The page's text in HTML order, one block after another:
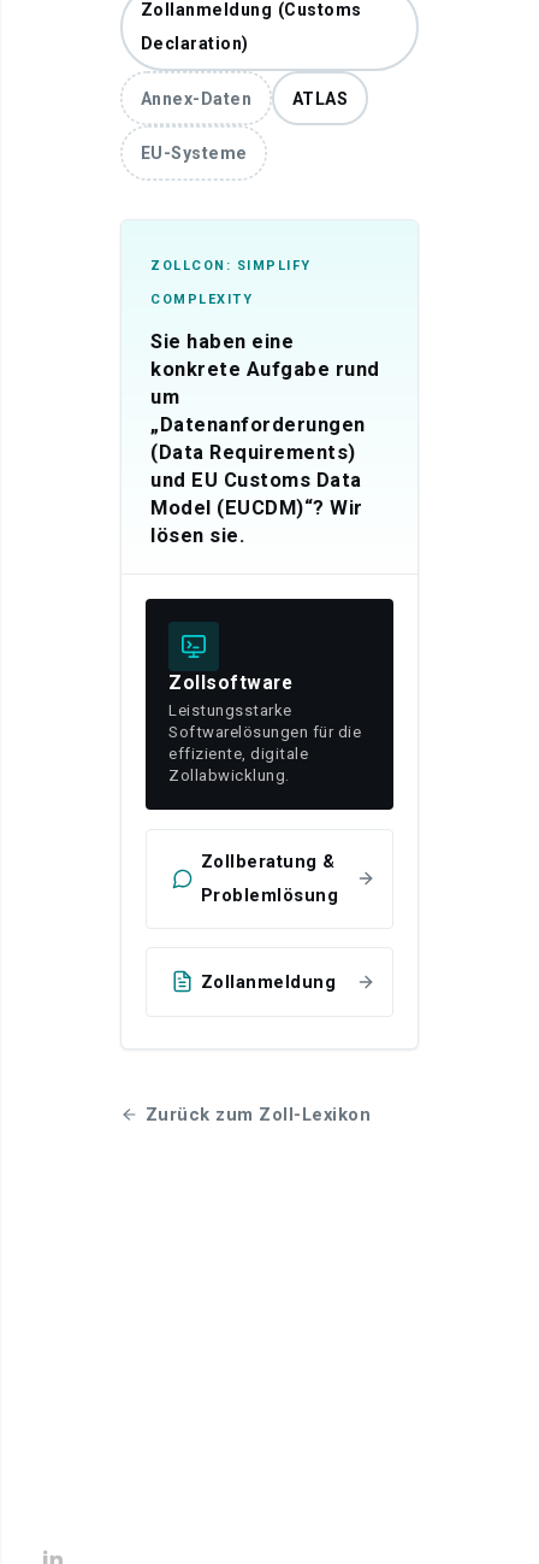
Zollanmeldung (Customs
Declaration)
Annex-Daten ATLAS
EU-Systeme
ZOLLCON: SIMPLIFY
COMPLEXITY
Sie haben eine
konkrete Aufgabe rund
um
„Datenanforderungen
(Data Requirements)
und EU Customs Data
Model (EUCDM)“? Wir
lösen sie.
Zollsoftware
Leistungsstarke
Softwarelösungen für die
effiziente, digitale
Zollabwicklung.
Zollberatung &
Problemlösung
Zollanmeldung
Zurück zum Zoll-Lexikon